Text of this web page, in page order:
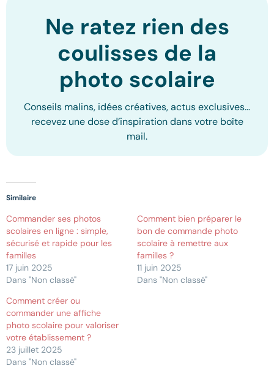
Ne ratez rien des
coulisses de la
photo scolaire
Conseils malins, idées créatives, actus exclusives…
recevez une dose d’inspiration dans votre boîte
mail.
Similaire
Commander ses photos
scolaires en ligne : simple,
sécurisé et rapide pour les
familles
17 juin 2025
Dans "Non classé"
Comment bien préparer le
bon de commande photo
scolaire à remettre aux
familles ?
11 juin 2025
Dans "Non classé"
Comment créer ou
commander une affiche
photo scolaire pour valoriser
votre établissement ?
23 juillet 2025
Dans "Non classé"